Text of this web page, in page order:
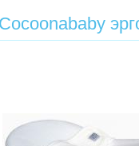
Cocoonababy